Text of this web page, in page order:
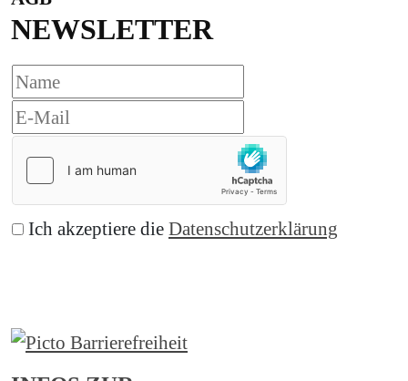
NEWSLETTER
Ich akzeptiere die Datenschutzerklärung